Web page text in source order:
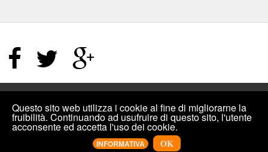
©2019INCREMENTIPLUS: COMPRARE MI PIACE FACEBOOK, VISUALIZZAZIONI
YOUTUBE E ALTRO PER I SOCIAL.DESIGNED BY INCREMENTIPLUS
Questo sito web utilizza i cookie al fine di migliorarne la
fruibilità. Continuando ad usufruire di questo sito, l'utente
acconsente ed accetta l'uso dei cookie.
INFORMATIVA OK